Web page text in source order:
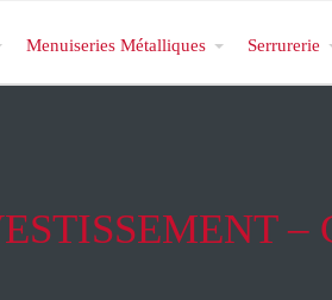
Menuiseries Métalliques Serrurerie